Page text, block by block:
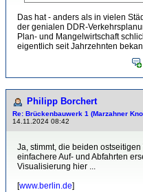
Das hat - anders als in vielen
der genialen DDR-
Plan- und Mangelwirtschaft
eigentlich seit Jahrzehnten
Philipp Borchert
Re: Brückenbauwerk 1 (Marzahner
14.11.2024 08:42
Ja, stimmt, die beiden
einfachere Auf- und Abfahrten
Visualisierung hier ...
[www.berlin.de]